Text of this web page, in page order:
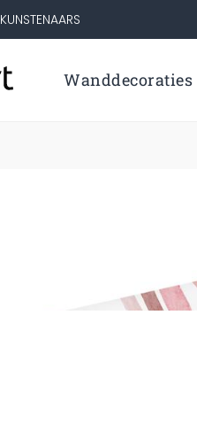
KUNSTENAARS
Wanddecoraties